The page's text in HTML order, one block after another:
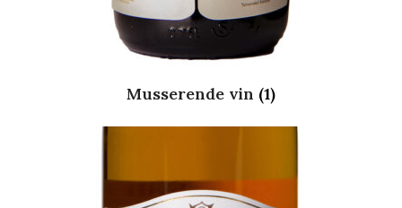
Musserende vin (1)